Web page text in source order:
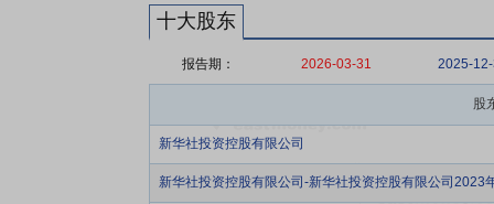
十大股东
报告期： 2026-03-31 2025-
股
新华社投资控股有限公司
新华社投资控股有限公司-新华社投资控股有限公司